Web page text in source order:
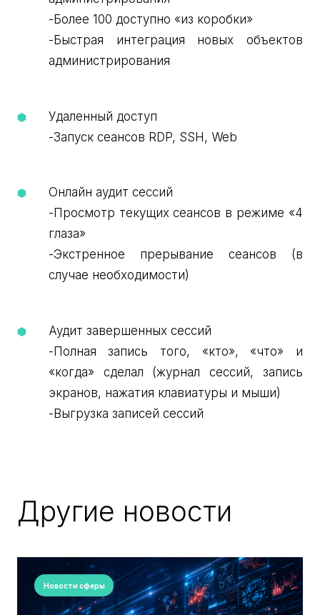
-Более 100 доступно «из коробки»
-Быстрая интеграция новых объектов
администрирования
Удаленный доступ
-Запуск сеансов RDP, SSH, Web
Онлайн аудит сессий
-Просмотр текущих сеансов в режиме «4
глаза»
-Экстренное прерывание сеансов (в
случае необходимости)
Аудит завершенных сессий
-Полная запись того, «кто», «что» и
«когда» сделал (журнал сессий, запись
экранов, нажатия клавиатуры и мыши)
-Выгрузка записей сессий
Другие новости
Новости сферы